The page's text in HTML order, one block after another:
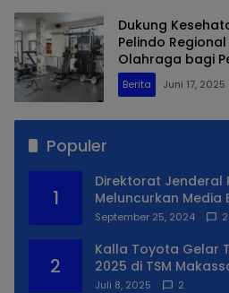
Dukung
Pelindo
Olahraga bagi
Berita Juni 17, 2025
Populer
1
Direktorat Jenderal
Meluncurkan Media
Simulator Coretax
September 25, 2024 2
2
Kalla Toyota Gelar
2025 di TSM
Spesial
Juli 8, 2025 2